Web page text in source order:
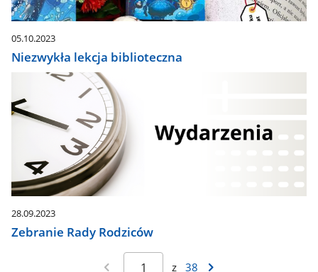
05.10.2023
Niezwykła lekcja biblioteczna
28.09.2023
Zebranie Rady Rodziców
z 38